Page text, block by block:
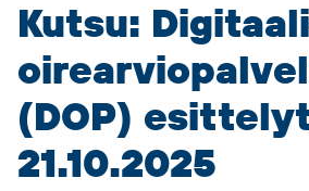
Kutsu:
(DOP)
21.10.2025